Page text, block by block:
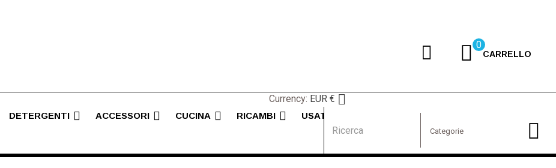
CARRELLO
0
DETERGENTI ACCESSORI CUCINA RICAMBI USATO
Currency: EUR € 